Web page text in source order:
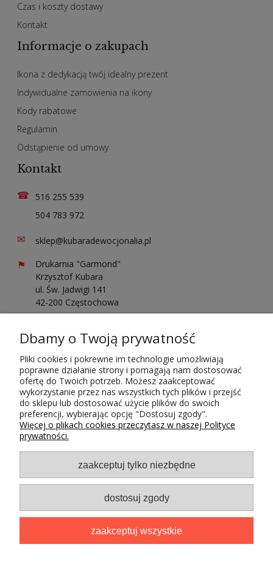
Czas i koszty dostawy
Kontakt
Informacje o zakupach
Ikona z dedykacją twój idealny prezent
Indywidualne zamowienia na ikony
Kody rabatowe
Regulamin
Odstąpienie od umowy
Kontakt
☎
516 255 539
504 783 972
✉ sklep@kubaradewocjonalia.pl
⚑
Drukarnia "Garmond"
Krzysztof Kubara
ul. Św. Jadwigi 141
42-200 Częstochowa
Płatności i dostawa
Projekt i wdrożenieINTLE. © kubaradewocjonalia.pl 2026
Dbamy o Twoją prywatność
Pliki cookies i pokrewne im technologie umożliwiają
poprawne działanie strony i pomagają nam dostosować
ofertę do Twoich potrzeb. Możesz zaakceptować
wykorzystanie przez nas wszystkich tych plików i przejść
do sklepu lub dostosować użycie plików do swoich
preferencji, wybierając opcję "Dostosuj zgody".
Więcej o plikach cookies przeczytasz w naszej Polityce
prywatności.
zaakceptuj tylko niezbędne
dostosuj zgody
zaakceptuj wszystkie